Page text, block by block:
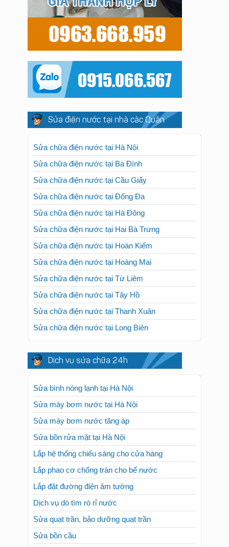
Sửa điện nước tại nhà các Quận
Sửa chữa điện nước tại Hà Nội
Sửa chữa điện nước tại Ba Đình
Sửa chữa điện nước tại Cầu Giấy
Sửa chữa điện nước tại Đống Đa
Sửa chữa điện nước tại Hà Đông
Sửa chữa điện nước tại Hai Bà Trưng
Sửa chữa điện nước tại Hoàn Kiếm
Sửa chữa điện nước tại Hoàng Mai
Sửa chữa điện nước tại Từ Liêm
Sửa chữa điện nước tại Tây Hồ
Sửa chữa điện nước tại Thanh Xuân
Sửa chữa điện nước tại Long Biên
Dịch vụ sửa chữa 24h
Sửa bình nóng lạnh tại Hà Nội
Sửa máy bơm nước tại Hà Nội
Sửa máy bơm nước tăng áp
Sửa bồn rửa mặt tại Hà Nội
Lắp hệ thống chiếu sáng cho cửa hàng
Lắp phao cơ chống tràn cho bể nước
Lắp đặt đường điện âm tường
Dịch vụ dò tìm rò rỉ nước
Sửa quạt trần, bảo dưỡng quạt trần
Sửa bồn cầu